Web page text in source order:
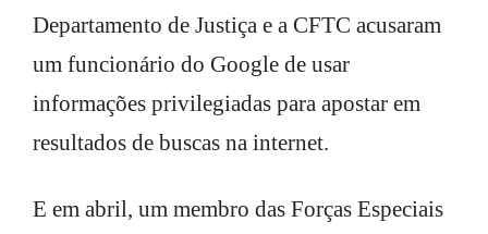
Departamento de Justiça e a CFTC acusaram
um funcionário do Google de usar
informações privilegiadas para apostar em
resultados de buscas na internet.
E em abril, um membro das Forças Especiais